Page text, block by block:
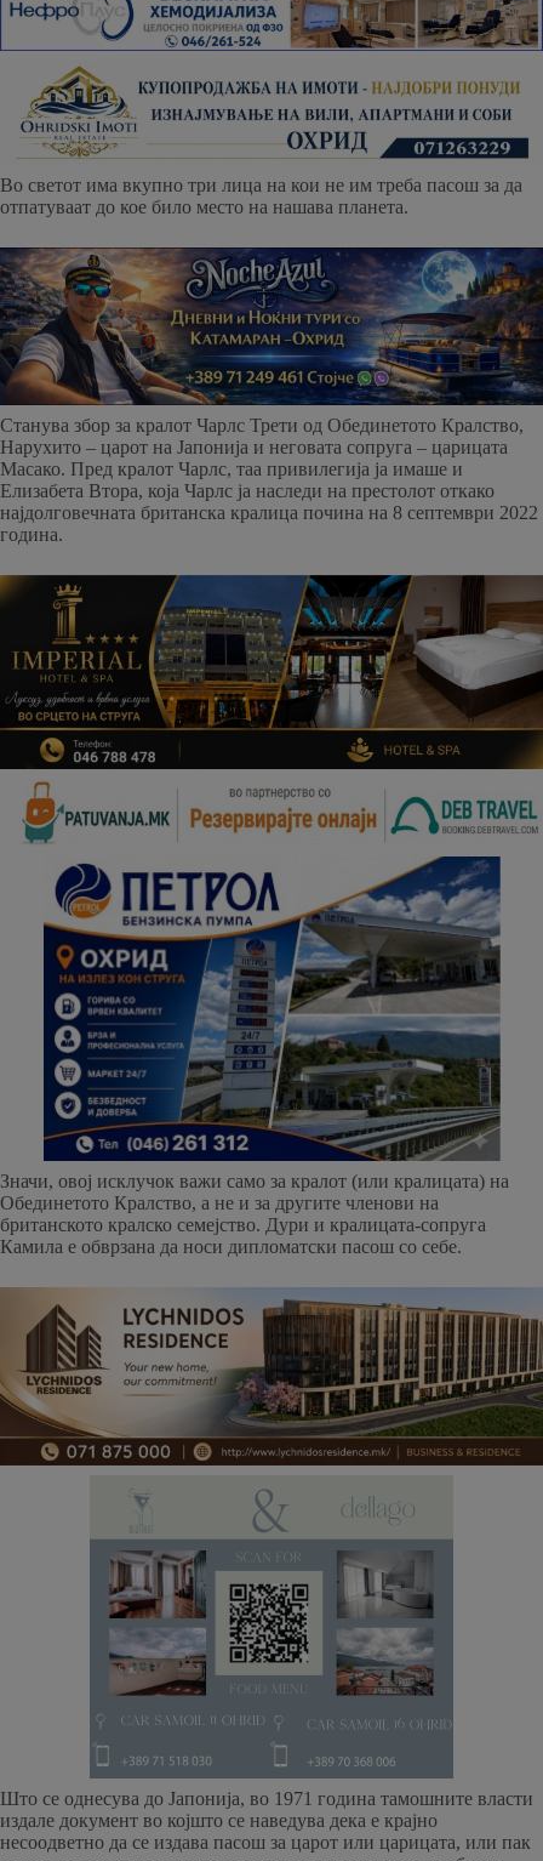
Во светот има вкупно три лица на кои не им треба пасош за да
отпатуваат до кое било место на нашава планета.
Станува збор за кралот Чарлс Трети од Обединетото Кралство,
Нарухито – царот на Јапонија и неговата сопруга – царицата
Масако. Пред кралот Чарлс, таа привилегија ја имаше и
Елизабета Втора, која Чарлс ја наследи на престолот откако
најдолговечната британска кралица почина на 8 септември 2022
година.
Значи, овој исклучок важи само за кралот (или кралицата) на
Обединетото Кралство, а не и за другите членови на
британското кралско семејство. Дури и кралицата-сопруга
Камила е обврзана да носи дипломатски пасош со себе.
Што се однесува до Јапонија, во 1971 година тамошните власти
издале документ во којшто се наведува дека е крајно
несоодветно да се издава пасош за царот или царицата, или пак